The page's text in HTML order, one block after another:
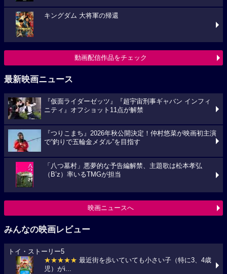
キングダム 大将軍の帰還
動画配信作品をチェック
最新映画ニュース
『仮面ライダーゼッツ』『超宇宙刑事ギャバン インフィ
ニティ』オフショット11点が解禁
『つりこまち』2026年秋公開決定！仲村悠菜が映画初主演
で“釣りで五輪金メダル”を目指す
「八つ墓村」悪夢的な予告編解禁、主題歌は松本孝弘
（B’z）率いるTMGが担当
映画ニュースへ
みんなの映画レビュー
トイ・ストーリー5
★★★★★ 最近街を歩いていても小さい子（特に3、4歳
児）がi...